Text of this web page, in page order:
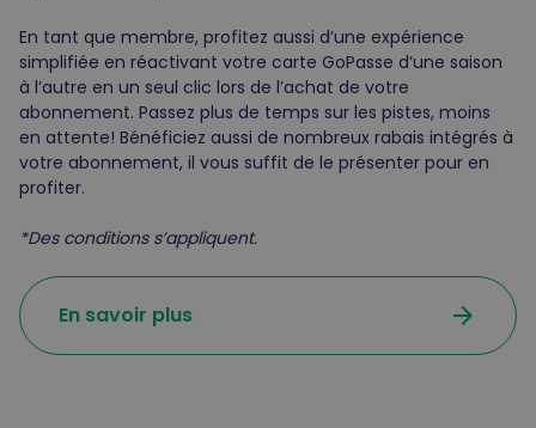
En tant que membre, profitez aussi d’une expérience
simplifiée en réactivant votre carte GoPasse d’une saison
à l’autre en un seul clic lors de l’achat de votre
abonnement. Passez plus de temps sur les pistes, moins
en attente! Bénéficiez aussi de nombreux rabais intégrés à
votre abonnement, il vous suffit de le présenter pour en
profiter.
*Des conditions s’appliquent.
En savoir plus arrow_forward